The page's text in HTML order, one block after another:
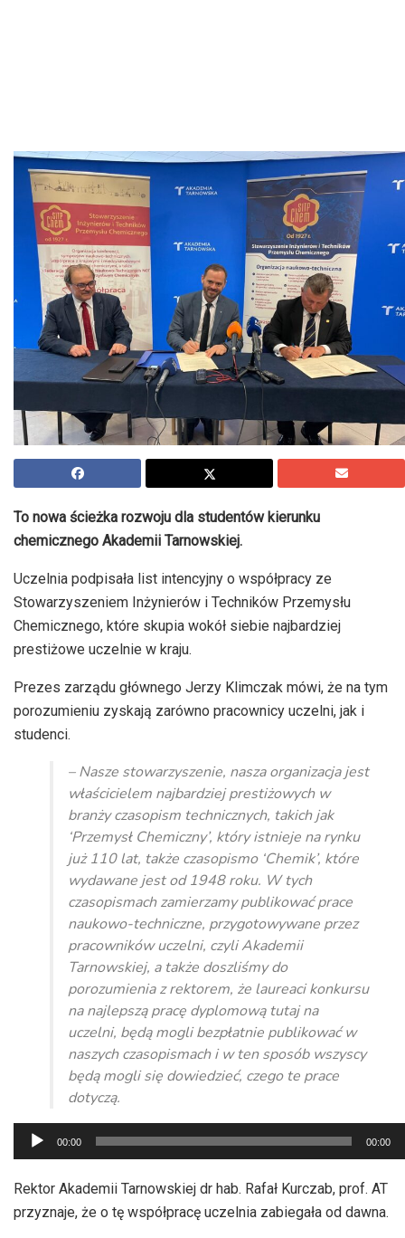
To nowa ścieżka rozwoju dla studentów kierunku
chemicznego Akademii Tarnowskiej.
Uczelnia podpisała list intencyjny o współpracy ze
Stowarzyszeniem Inżynierów i Techników Przemysłu
Chemicznego, które skupia wokół siebie najbardziej
prestiżowe uczelnie w kraju.
Prezes zarządu głównego Jerzy Klimczak mówi, że na tym
porozumieniu zyskają zarówno pracownicy uczelni, jak i
studenci.
– Nasze stowarzyszenie, nasza organizacja jest
właścicielem najbardziej prestiżowych w
branży czasopism technicznych, takich jak
‘Przemysł Chemiczny’, który istnieje na rynku
już 110 lat, także czasopismo ‘Chemik’, które
wydawane jest od 1948 roku. W tych
czasopismach zamierzamy publikować prace
naukowo-techniczne, przygotowywane przez
pracowników uczelni, czyli Akademii
Tarnowskiej, a także doszliśmy do
porozumienia z rektorem, że laureaci konkursu
na najlepszą pracę dyplomową tutaj na
uczelni, będą mogli bezpłatnie publikować w
naszych czasopismach i w ten sposób wszyscy
będą mogli się dowiedzieć, czego te prace
dotyczą.
Odtwarzacz
plików
dźwiękowych
00:00 00:00
Rektor Akademii Tarnowskiej dr hab. Rafał Kurczab, prof. AT
przyznaje, że o tę współpracę uczelnia zabiegała od dawna.